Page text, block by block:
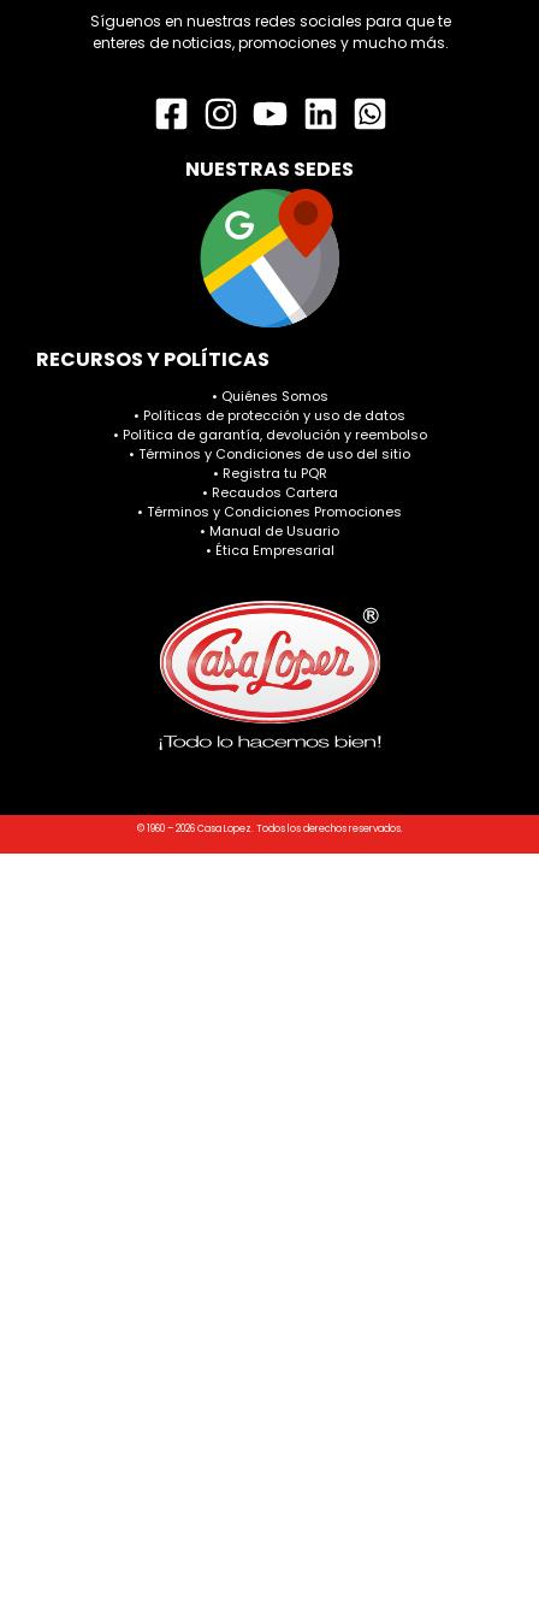
Síguenos en nuestras redes sociales para que te
enteres de noticias, promociones y mucho más.
NUESTRAS SEDES
RECURSOS Y POLÍTICAS
• Quiénes Somos
• Políticas de protección y uso de datos
• Política de garantía, devolución y reembolso
• Términos y Condiciones de uso del sitio
• Registra tu PQR
• Recaudos Cartera
• Términos y Condiciones Promociones
• Manual de Usuario
• Ética Empresarial
© 1960 – 2026 Casa Lopez. Todos los derechos reservados.